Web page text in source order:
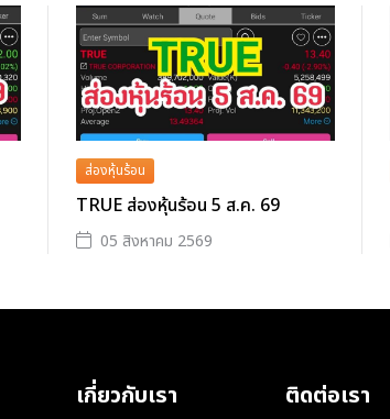
ส่องหุ้นร้อน
TRUE ส่องหุ้นร้อน 5 ส.ค. 69
05 สิงหาคม 2569
เกี่ยวกับเรา ติดต่อเรา